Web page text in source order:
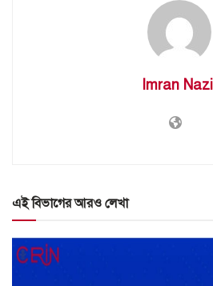
Imran
এই বিভাগের আরও লেখা